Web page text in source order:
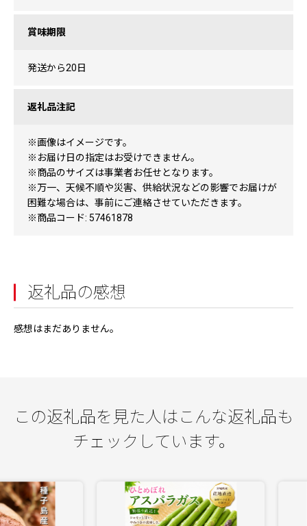
賞味期限
発送から20日
返礼品注記
※画像はイメージです。
※お届け日の指定はお受けできません。
※商品のサイズは事業者お任せとなります。
※万一、天候不順や災害、供給状況などの影響でお届けが
困難な場合は、事前にご連絡させていただきます。
※商品コード: 57461878
返礼品の感想
感想はまだありません。
この返礼品を見た人はこんな返礼品も
チェックしています。